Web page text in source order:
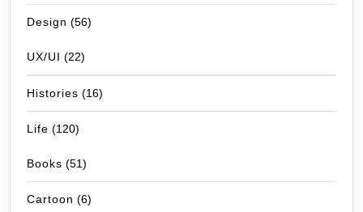
Design (56)
UX/UI (22)
Histories (16)
Life (120)
Books (51)
Cartoon (6)